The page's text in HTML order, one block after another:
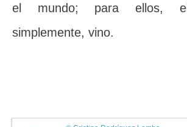
el mundo; para ellos,
simplemente, vino.